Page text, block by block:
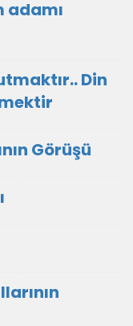
adamı
Din
Görüşü